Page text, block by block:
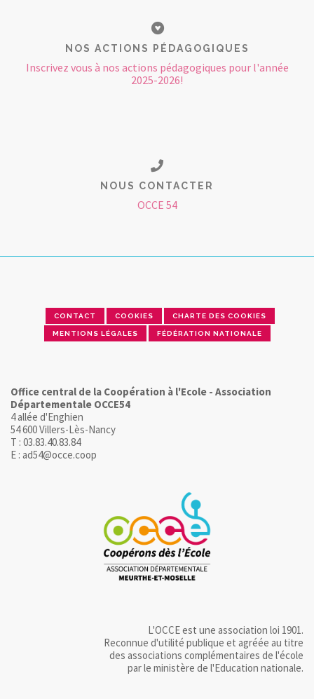
NOS ACTIONS PÉDAGOGIQUES
Inscrivez vous à nos actions pédagogiques pour l'année
2025-2026!
NOUS CONTACTER
OCCE 54
CONTACT COOKIES CHARTE DES COOKIES
MENTIONS LÉGALES FÉDÉRATION NATIONALE
Office central de la Coopération à l'Ecole - Association
Départementale OCCE54
4 allée d'Enghien
54 600 Villers-Lès-Nancy
T : 03.83.40.83.84
E : ad54@occe.coop
L'OCCE est une association loi 1901.
Reconnue d'utilité publique et agréée au titre
des associations complémentaires de l'école
par le ministère de l'Education nationale.